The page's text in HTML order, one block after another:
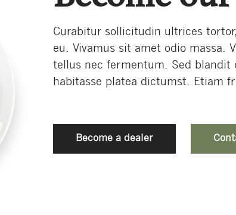
Curabitur sollicitudin ultrices
eu. Vivamus sit amet odio massa.
tellus nec fermentum. Sed blandit
habitasse platea dictumst. Etiam
Become a dealer